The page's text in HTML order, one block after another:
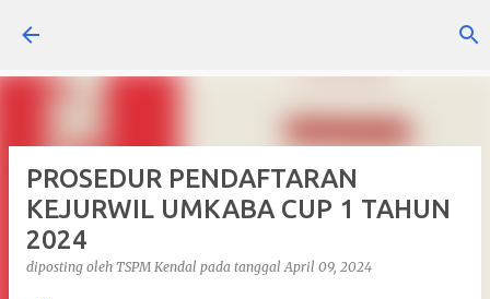
PROSEDUR PENDAFTARAN
KEJURWIL UMKABA CUP 1 TAHUN
2024
diposting oleh TSPM Kendal pada tanggalApril 09, 2024